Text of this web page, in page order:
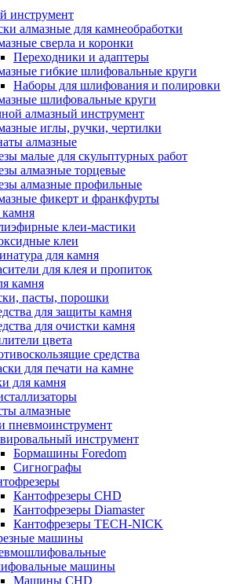
инструмент
алмазные для камнеобработки
сверла и коронки
Переходники и адаптеры
гибкие шлифовальные круги
Наборы для шлифования и полировки
шлифовальные круги
алмазный инструмент
иглы, ручки, чертилки
алмазные
малые для скульптурных работ
алмазные торцевые
алмазные профильные
фикерт и франкфурты
клеи-мастики
клеи
для камня
для клея и пропиток
камня
пасты, порошки
для защиты камня
для очистки камня
цвета
средства
для печати на камне
для камня
алмазные
пневмоинструмент
инструмент
Бормашины Foredom
Сигнографы
Кантофрезеры CHD
Кантофрезеры Diamaster
Кантофрезеры TECH-NICK
машины
машины
Машины CHD